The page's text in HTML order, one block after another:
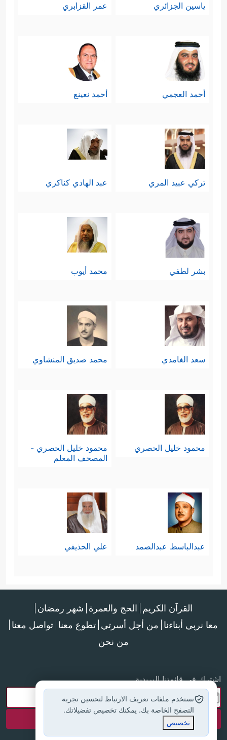
ياسين الجزائري عمر القزابري
أحمد العجمي أحمد نعينع
تركي عبيد المري عبد الهادي كناكري
بشر لطفي محمد أيوب
سعد الغامدي محمد صديق المنشاوي
محمود خليل الحصري
محمود خليل الحصري -
المصحف المعلم
عبدالباسط عبدالصمد علي الحذيفي
القرآن الكريم الحج والعمرة شهر رمضان
معا نربي أبناءنا من أجل أسرتي تطوع معنا تواصل معنا
من نحن
اشترك في قائمتنا البريدية
نستخدم ملفات تعريف الارتباط لتحسين تجربة
التصفح الخاصة بك. يمكنك تخصيص تفضيلاتك.
تخصيص